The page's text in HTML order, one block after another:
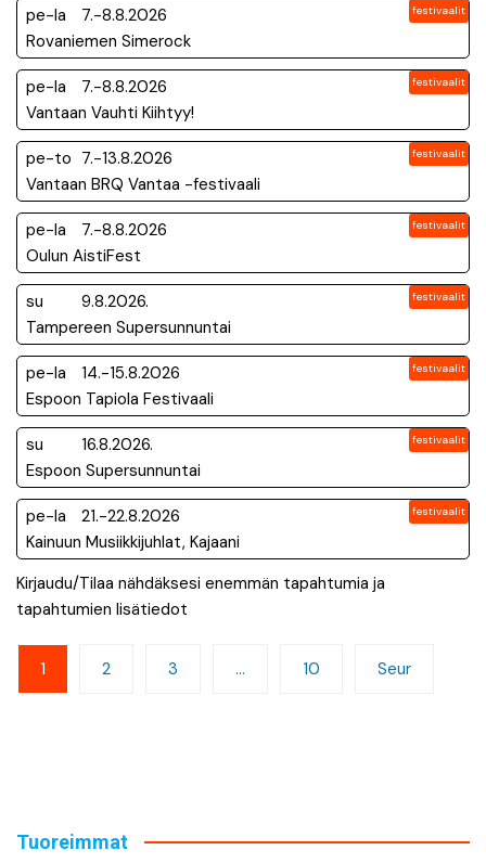
pe-la
7.-8.8.2026
Rovaniemen Simerock
festivaalit
pe-la
7.-8.8.2026
Vantaan Vauhti Kiihtyy!
festivaalit
pe-to 7.-13.8.2026
Vantaan BRQ Vantaa -festivaali
festivaalit
pe-la
7.-8.8.2026
Oulun AistiFest
festivaalit
su
9.8.2026.
Tampereen Supersunnuntai
festivaalit
pe-la
14.-15.8.2026
Espoon Tapiola Festivaali
festivaalit
su
16.8.2026.
Espoon Supersunnuntai
festivaalit
pe-la
21.-22.8.2026
Kainuun Musiikkijuhlat, Kajaani
festivaalit
Kirjaudu/Tilaa nähdäksesi enemmän tapahtumia ja
tapahtumien lisätiedot
Artikkelien
sivutus
1 2 3 … 10 Seur
Tuoreimmat